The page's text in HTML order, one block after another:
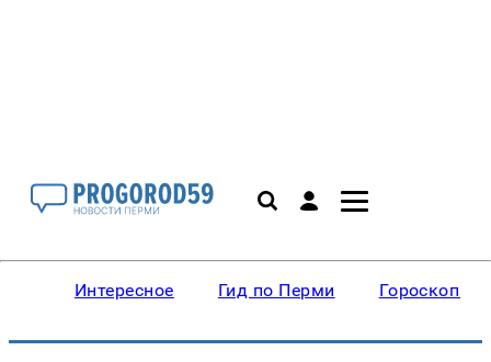
Интересное Гид по Перми Гороскопы